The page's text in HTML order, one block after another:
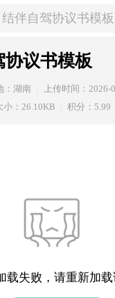
结伴自驾协议书模板
协议书模板
：湖南 上传时间：2026-
小：26.10KB 积分：5.99
载失败，请重新加载